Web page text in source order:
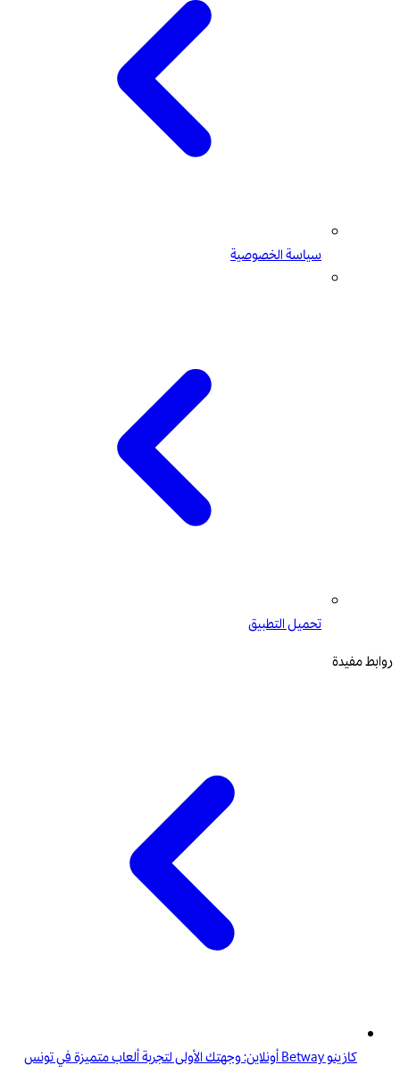
سياسة الخصوصية
تحميل التطبيق
روابط مفيدة
كازينو Betway أونلاين: وجهتك الأولى لتجربة ألعاب متميزة في تونس